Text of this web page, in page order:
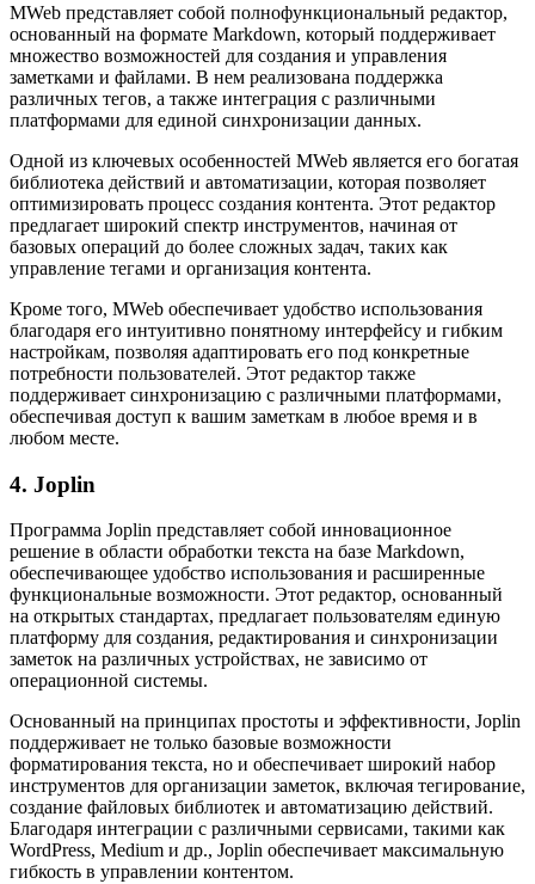
MWeb представляет собой полнофункциональный редактор,
основанный на формате Markdown, который поддерживает
множество возможностей для создания и управления
заметками и файлами. В нем реализована поддержка
различных тегов, а также интеграция с различными
платформами для единой синхронизации данных.
Одной из ключевых особенностей MWeb является его богатая
библиотека действий и автоматизации, которая позволяет
оптимизировать процесс создания контента. Этот редактор
предлагает широкий спектр инструментов, начиная от
базовых операций до более сложных задач, таких как
управление тегами и организация контента.
Кроме того, MWeb обеспечивает удобство использования
благодаря его интуитивно понятному интерфейсу и гибким
настройкам, позволяя адаптировать его под конкретные
потребности пользователей. Этот редактор также
поддерживает синхронизацию с различными платформами,
обеспечивая доступ к вашим заметкам в любое время и в
любом месте.
4. Joplin
Программа Joplin представляет собой инновационное
решение в области обработки текста на базе Markdown,
обеспечивающее удобство использования и расширенные
функциональные возможности. Этот редактор, основанный
на открытых стандартах, предлагает пользователям единую
платформу для создания, редактирования и синхронизации
заметок на различных устройствах, не зависимо от
операционной системы.
Основанный на принципах простоты и эффективности, Joplin
поддерживает не только базовые возможности
форматирования текста, но и обеспечивает широкий набор
инструментов для организации заметок, включая тегирование,
создание файловых библиотек и автоматизацию действий.
Благодаря интеграции с различными сервисами, такими как
WordPress, Medium и др., Joplin обеспечивает максимальную
гибкость в управлении контентом.